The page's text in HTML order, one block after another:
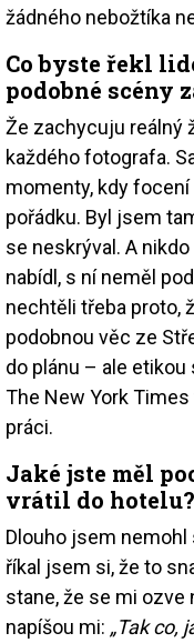
žádného nebožtíka
Co byste řekl
podobné scény
Že zachycuju reálný
každého fotografa.
momenty, kdy
pořádku. Byl jsem
se neskrýval. A
nabídl, s ní neměl
nechtěli třeba proto,
podobnou věc ze
do plánu – ale
The New York
práci.
Jaké jste měl
vrátil do hotelu?
Dlouho jsem
říkal jsem si, že to
stane, že se mi ozve
napíšou mi: „Tak co,